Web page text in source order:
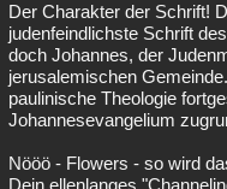
Der Charakter der Schrift!
judenfeindlichste Schrift
doch Johannes, der
jerusalemischen
paulinische Theologie
Johannesevangelium
Nööö - Flowers - so wird
Dein ellenlanges